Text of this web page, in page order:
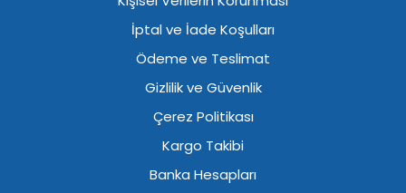
İptal ve İade Koşulları
Ödeme ve Teslimat
Gizlilik ve Güvenlik
Çerez Politikası
Kargo Takibi
Banka Hesapları